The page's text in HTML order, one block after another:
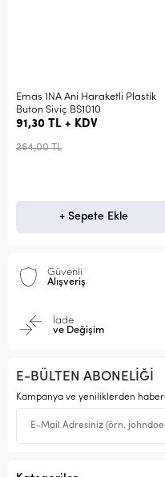
Emas 1NA Ani Haraketli Plastik
Buton Siviç BS1010
91,30 TL + KDV
264,00 TL
+ Sepete Ekle
Güvenli
Alışveriş
İade
ve Değişim
E-BÜLTEN ABONELİĞİ
Kampanya ve yeniliklerden